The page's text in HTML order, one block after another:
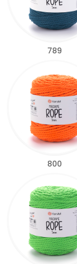
789
800